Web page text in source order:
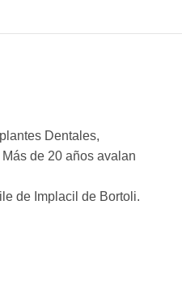
Dentales,
de 20 años avalan
de Implacil de Bortoli.